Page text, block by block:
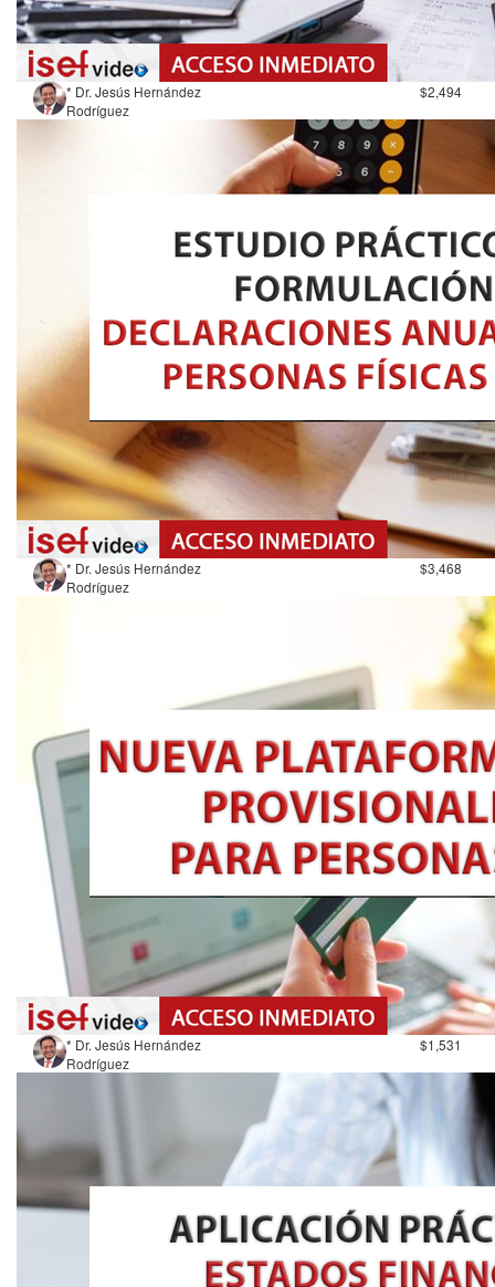
* Dr. Jesús Hernández
Rodríguez
$2,494
* Dr. Jesús Hernández
Rodríguez
$3,468
* Dr. Jesús Hernández
Rodríguez
$1,531